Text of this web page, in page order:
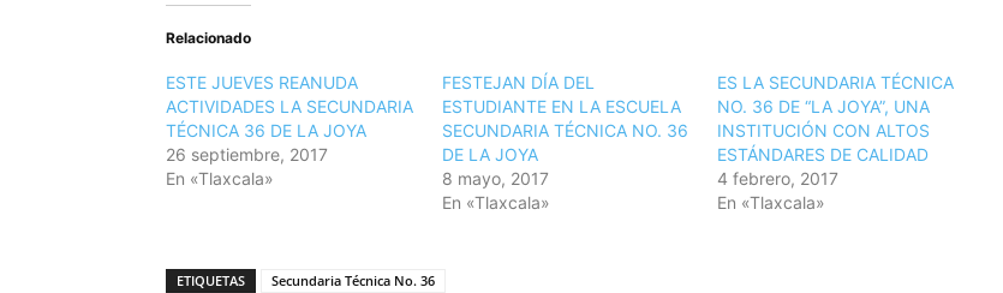
Relacionado
ESTE JUEVES REANUDA
ACTIVIDADES LA SECUNDARIA
TÉCNICA 36 DE LA JOYA
26 septiembre, 2017
En «Tlaxcala»
FESTEJAN DÍA DEL
ESTUDIANTE EN LA ESCUELA
SECUNDARIA TÉCNICA NO. 36
DE LA JOYA
8 mayo, 2017
En «Tlaxcala»
ES LA SECUNDARIA TÉCNICA
NO. 36 DE “LA JOYA”, UNA
INSTITUCIÓN CON ALTOS
ESTÁNDARES DE CALIDAD
4 febrero, 2017
En «Tlaxcala»
ETIQUETAS Secundaria Técnica No. 36